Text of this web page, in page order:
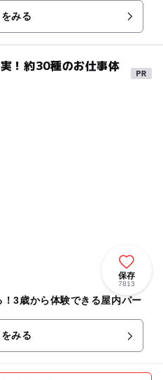
みる
！約30種のお仕事体
保存
7813
3歳から体験できる屋内パー
みる